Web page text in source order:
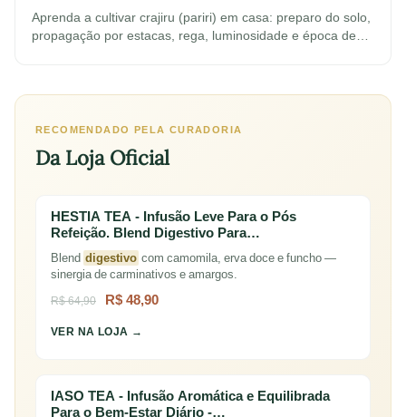
Aprenda a cultivar crajiru (pariri) em casa: preparo do solo,
propagação por estacas, rega, luminosidade e época de…
RECOMENDADO PELA CURADORIA
Da Loja Oficial
HESTIA TEA - Infusão Leve Para o Pós
Refeição. Blend Digestivo Para…
Blend digestivo com camomila, erva doce e funcho —
sinergia de carminativos e amargos.
R$ 64,90
R$ 48,90
VER NA LOJA →
IASO TEA - Infusão Aromática e Equilibrada
Para o Bem-Estar Diário -…